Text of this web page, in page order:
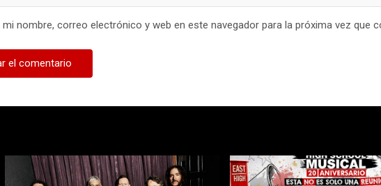
mi nombre, correo electrónico y web en este navegador para la próxima vez que